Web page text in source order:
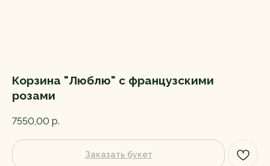
Корзина "Люблю" с французскими
розами
7550,00 р.
Заказать букет